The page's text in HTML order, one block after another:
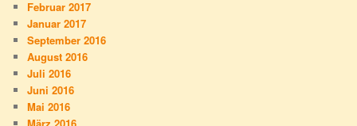
Februar 2017
Januar 2017
September 2016
August 2016
Juli 2016
Juni 2016
Mai 2016